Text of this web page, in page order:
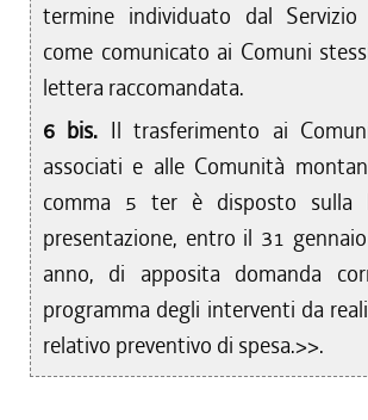
termine individuato dal Servizio
come comunicato ai Comuni
lettera raccomandata.
6 bis. Il trasferimento ai
associati e alle Comunità
comma 5 ter è disposto sulla
presentazione, entro il 31
anno, di apposita domanda
programma degli interventi da
relativo preventivo di spesa.>>.